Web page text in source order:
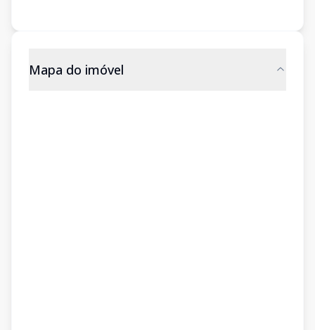
Mapa do imóvel